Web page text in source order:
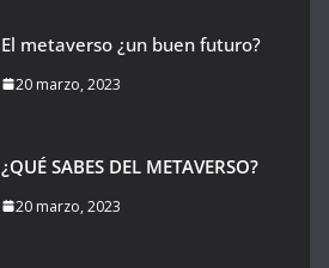
El metaverso ¿un buen futuro?
20 marzo, 2023
¿QUÉ SABES DEL METAVERSO?
20 marzo, 2023